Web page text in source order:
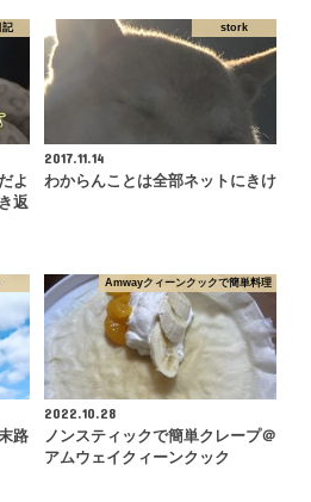
記
よ
返
stork
2017.11.14
わからんことは全部ネットにきけ
路
Amwayクィーンクックで簡単料理
2022.10.28
ノンスティックで簡単クレープ＠
アムウェイクィーンクック